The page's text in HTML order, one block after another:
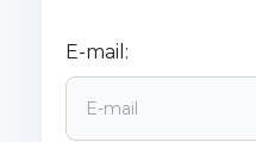
E-mail: